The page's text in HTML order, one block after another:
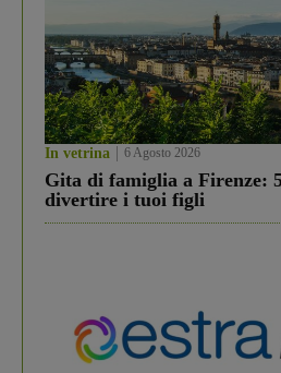
In vetrina 6 Agosto 2026
Gita di famiglia a Firenze:
divertire i tuoi figli